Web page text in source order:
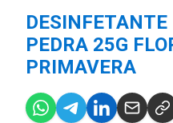
PEDRA 25G
PRIMAVERA